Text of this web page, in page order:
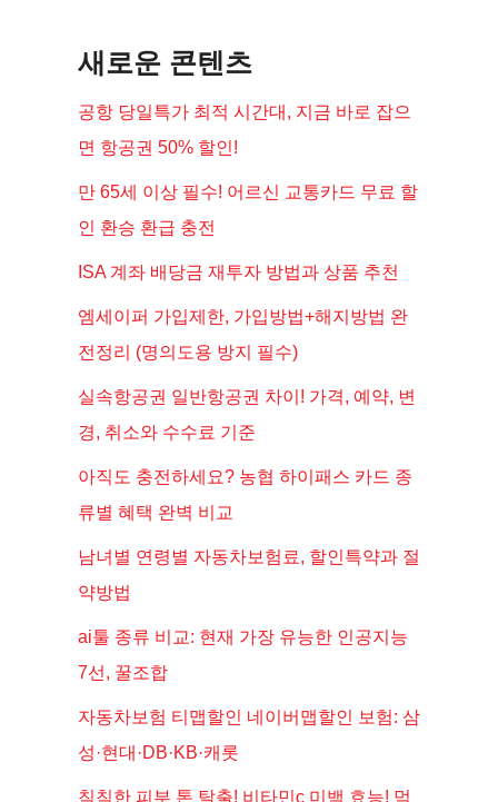
새로운 콘텐츠
공항 당일특가 최적 시간대, 지금 바로 잡으
면 항공권 50% 할인!
만 65세 이상 필수! 어르신 교통카드 무료 할
인 환승 환급 충전
ISA 계좌 배당금 재투자 방법과 상품 추천
엠세이퍼 가입제한, 가입방법+해지방법 완
전정리 (명의도용 방지 필수)
실속항공권 일반항공권 차이! 가격, 예약, 변
경, 취소와 수수료 기준
아직도 충전하세요? 농협 하이패스 카드 종
류별 혜택 완벽 비교
남녀별 연령별 자동차보험료, 할인특약과 절
약방법
ai툴 종류 비교: 현재 가장 유능한 인공지능
7선, 꿀조합
자동차보험 티맵할인 네이버맵할인 보험: 삼
성·현대·DB·KB·캐롯
칙칙한 피부 톤 탈출! 비타민c 미백 효능! 먹